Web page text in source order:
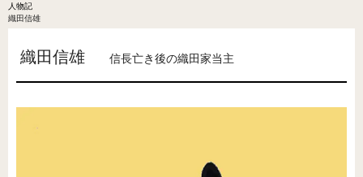
人物記
織田信雄
織田信雄 信長亡き後の織田家当主